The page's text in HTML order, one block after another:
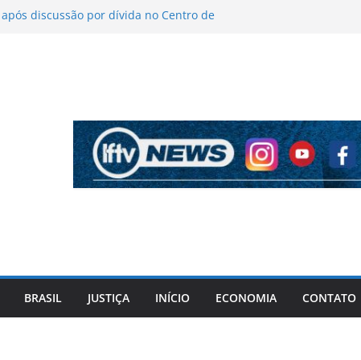
discussão por dívida no Centro de
tiros após criminosos invadirem
BRASIL JUSTIÇA INÍCIO ECONOMIA CONTATO